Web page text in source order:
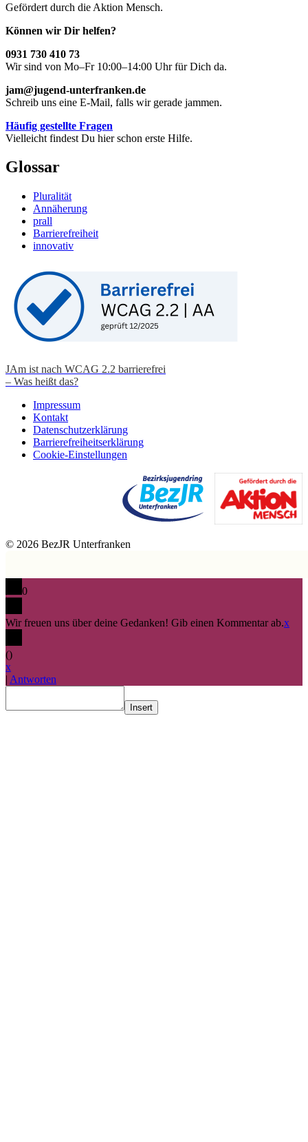
Gefördert durch die Aktion Mensch.
Können wir Dir helfen?
0931 730 410 73
Wir sind von Mo–Fr 10:00–14:00 Uhr für Dich da.
jam@jugend-unterfranken.de
Schreib uns eine E-Mail, falls wir gerade jammen.
Häufig gestellte Fragen
Vielleicht findest Du hier schon erste Hilfe.
Glossar
Pluralität
Annäherung
prall
Barrierefreiheit
innovativ
JAm ist nach WCAG 2.2 barrierefrei
– Was heißt das?
Impressum
Kontakt
Datenschutzerklärung
Barrierefreiheitserklärung
Cookie-Einstellungen
© 2026 BezJR Unterfranken
0
Wir freuen uns über deine Gedanken! Gib einen Kommentar ab.x
()
x
| Antworten
Insert